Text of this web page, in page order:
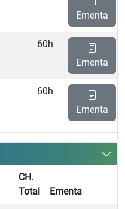
Ementa
60h
Ementa
60h
Ementa
CH.
Total
Ementa